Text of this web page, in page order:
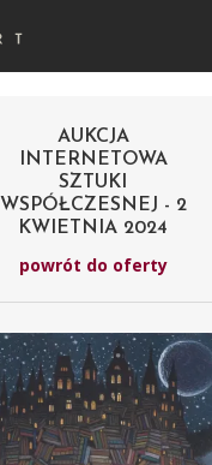
AUKCJA
INTERNETOWA
SZTUKI
WSPÓŁCZESNEJ - 2
KWIETNIA 2024
powrót do oferty